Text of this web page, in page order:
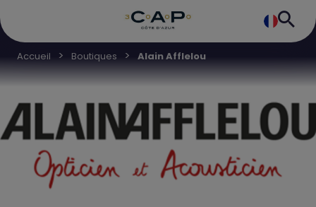
Accueil Boutiques Alain Afflelou